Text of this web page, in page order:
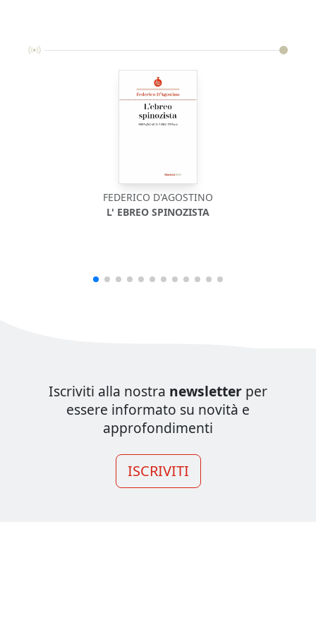
FEDERICO D'AGOSTINO
L' EBREO SPINOZISTA
Iscriviti alla nostra newsletter per
essere informato su novità e
approfondimenti
ISCRIVITI